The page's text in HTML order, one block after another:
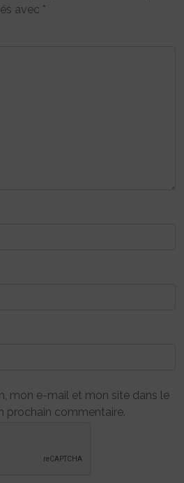
avec *
mon e-mail et mon site dans le
prochain commentaire.